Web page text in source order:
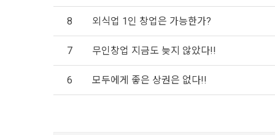
8 외식업 1인 창업은 가능한가?
7 무인창업 지금도 늦지 않았다!!
6 모두에게 좋은 상권은 없다!!